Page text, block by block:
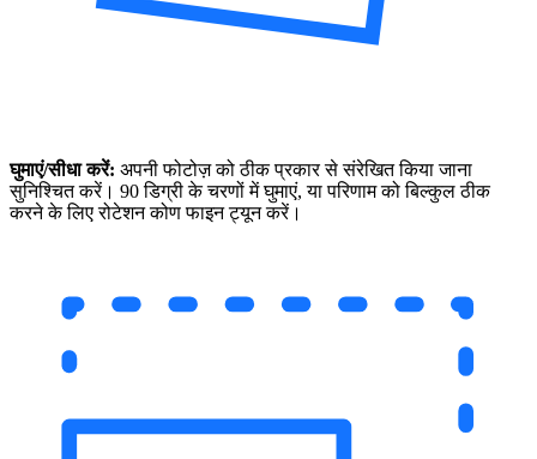
घुमाएं/सीधा करें: अपनी फोटोज़ को ठीक प्रकार से संरेखित किया जाना
सुनिश्चित करें। 90 डिग्री के चरणों में घुमाएं, या परिणाम को बिल्कुल ठीक
करने के लिए रोटेशन कोण फाइन ट्यून करें।